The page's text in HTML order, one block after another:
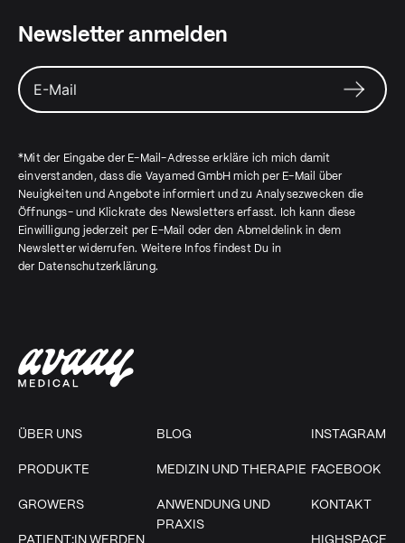
ÜBER UNS
PRODUKTE
GROWERS
PATIENT:IN WERDEN
BLOG
MEDIZIN UND THERAPIE
ANWENDUNG UND
PRAXIS
INSTAGRAM
FACEBOOK
KONTAKT
HIGHSPACE
Newsletter anmelden
*Mit der Eingabe der E-Mail-Adresse erkläre ich mich damit
einverstanden, dass die Vayamed GmbH mich per E-Mail über
Neuigkeiten und Angebote informiert und zu Analysezwecken die
Öffnungs- und Klickrate des Newsletters erfasst. Ich kann diese
Einwilligung jederzeit per E-Mail oder den Abmeldelink in dem
Newsletter widerrufen. Weitere Infos findest Du in
der
Datenschutzerklärung.